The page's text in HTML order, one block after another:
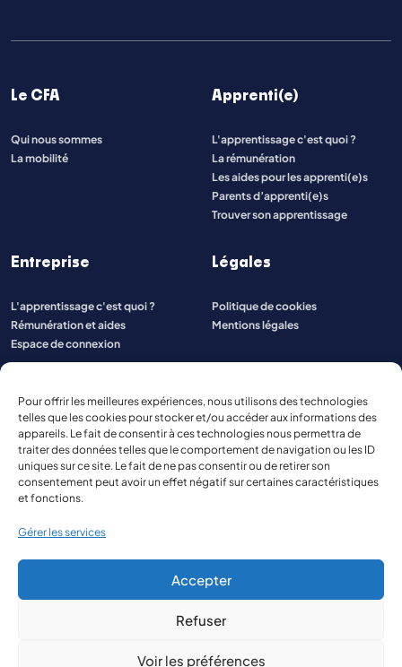
Pour offrir les meilleures expériences, nous utilisons des technologies
telles que les cookies pour stocker et/ou accéder aux informations des
appareils. Le fait de consentir à ces technologies nous permettra de
traiter des données telles que le comportement de navigation ou les ID
uniques sur ce site. Le fait de ne pas consentir ou de retirer son
consentement peut avoir un effet négatif sur certaines caractéristiques
et fonctions.
Gérer les services
Accepter
Refuser
Voir les préférences
Le CFA
Qui nous sommes
La mobilité
Apprenti(e)
L'apprentissage c'est quoi ?
La rémunération
Les aides pour les apprenti(e)s
Parents d’apprenti(e)s
Trouver son apprentissage
Entreprise
L'apprentissage c'est quoi ?
Rémunération et aides
Espace de connexion
Légales
Politique de cookies
Mentions légales
© 2026 Aspect Aquitaine